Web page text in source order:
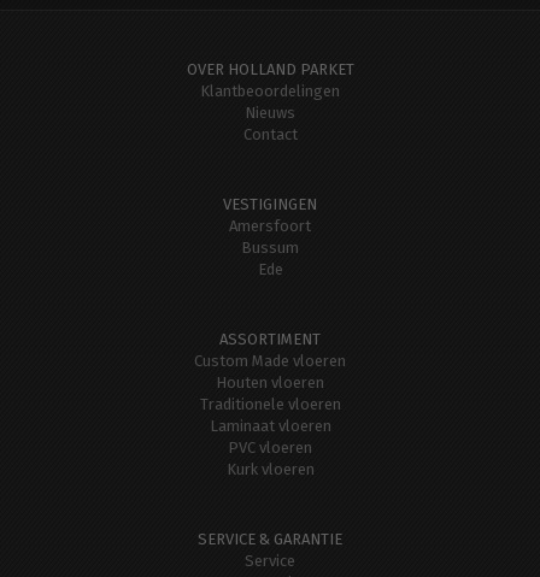
OVER HOLLAND PARKET
Klantbeoordelingen
Nieuws
Contact
VESTIGINGEN
Amersfoort
Bussum
Ede
ASSORTIMENT
Custom Made vloeren
Houten vloeren
Traditionele vloeren
Laminaat vloeren
PVC vloeren
Kurk vloeren
SERVICE & GARANTIE
Service